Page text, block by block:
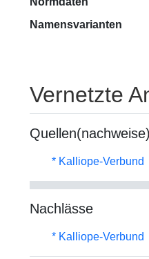
Namensvarianten
Vernetzte
Quellen(nachweise)
* Kalliope-Verbund
Nachlässe
* Kalliope-Verbund